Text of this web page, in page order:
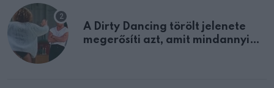
A Dirty Dancing törölt jelenete
megerősíti azt, amit mindannyian